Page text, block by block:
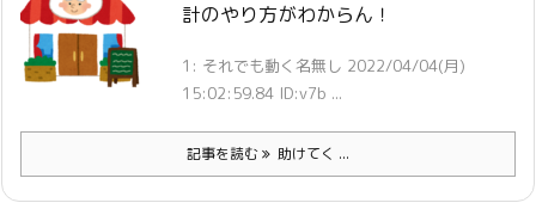
計のやり方がわからん！
1: それでも動く名無し 2022/04/04(月)
15:02:59.84 ID:v7b ...
記事を読む 助けてく ...